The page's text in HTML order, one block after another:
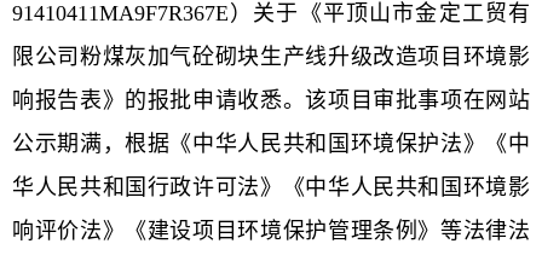
91410411MA9F7R367E ）关于《平顶山市金定工贸有
限公司粉煤灰加气砼砌块生产线升级改造项目环境影
响报告表》的报批申请收悉。该项目审批事项在网站
公示期满，根据《中华人民共和国环境保护法》《中
华人民共和国行政许可法》《中华人民共和国环境影
响评价法》《建设项目环境保护管理条例》等法律法